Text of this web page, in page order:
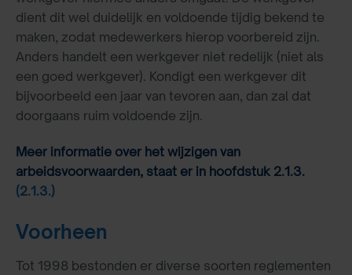
dient dit wel duidelijk en voldoende tijdig bekend te
maken, zodat medewerkers hierop voorbereid zijn.
Anders handelt een werkgever niet redelijk (niet als
een goed werkgever). Kondigt een werkgever dit
bijvoorbeeld een jaar van tevoren aan, dan zal dat
doorgaans ruim voldoende zijn.
Meer informatie over het wijzigen van
arbeidsvoorwaarden, staat er in hoofdstuk 2.1.3.
(2.1.3.)
Voorheen
Tot 1998 bestonden er diverse soorten reglementen